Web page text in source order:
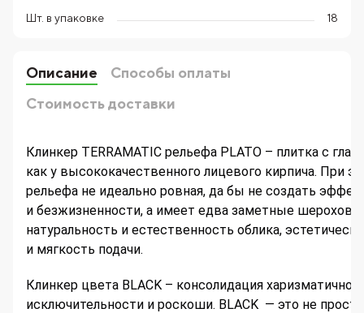
Шт. в упаковке 18
Описание
Способы оплаты
Стоимость доставки
Клинкер TERRAMATIC рельефа PLATO – плитка с
как у высококачественного лицевого кирпича. При
рельефа не идеально ровная, да бы не создать
и безжизненности, а имеет едва заметные
натуральность и естественность облика,
и мягкость подачи.
Клинкер цвета BLACK – консолидация
исключительности и роскоши. BLACK — это не